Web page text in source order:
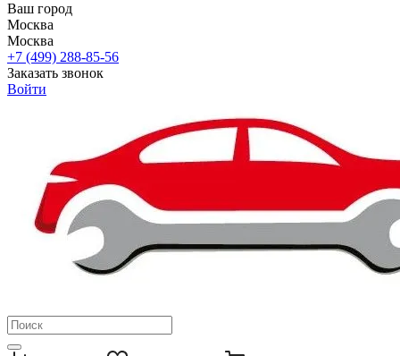
Ваш город
Москва
Москва
+7 (499) 288-85-56
Заказать звонок
Войти